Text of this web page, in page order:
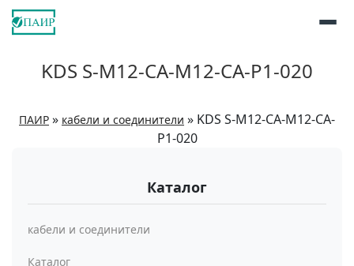
KDS S-M12-CA-M12-CA-P1-020
ПАИР » кабели и соединители » KDS S-M12-CA-M12-CA-
P1-020
Каталог
кабели и соединители
Каталог